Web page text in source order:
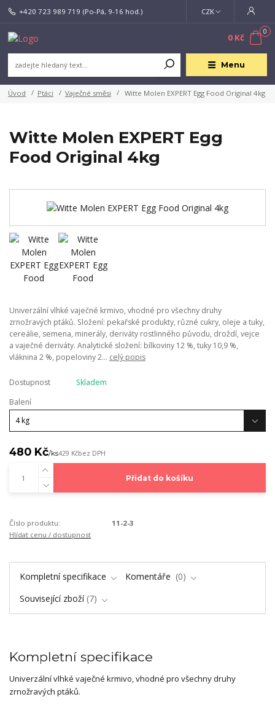
Menu
CZK
+420 723 989 719 (Po-Pá, 9-16 hod.)
0
0 Kč
Úvod Ptáci Vaječné směsi Witte Molen EXPERT Egg Food Original 4kg
Witte Molen EXPERT Egg
Food Original 4kg
Univerzální vlhké vaječné krmivo, vhodné pro všechny druhy
zrnožravých ptáků. Složení: pekařské produkty, různé cukry, oleje a tuky,
cereálie, semena, minerály, deriváty rostlinného původu, droždí, vejce
a vaječné deriváty. Analytické složení: bílkoviny 12 %, tuky 10,9 %,
vláknina 2 %, popeloviny 2... celý popis
Dostupnost
Skladem
Balení
480 Kč/ks429 Kčbez DPH
Přidat do košíku
Číslo produktu:
11-2-3
Hlídat cenu / dostupnost
Kompletní specifikace Komentáře
0
Související zboží 7
Kompletní specifikace
Univerzální vlhké vaječné krmivo, vhodné pro všechny druhy
zrnožravých ptáků.